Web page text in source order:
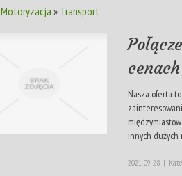
Motoryzacja » Transport
cenach
Nasza oferta
innych dużych
2021-09-28 |